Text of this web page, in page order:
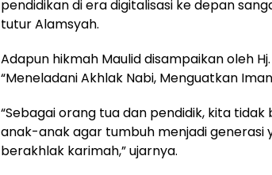
pendidikan di era digitalisasi ke depan
tutur Alamsyah.
Adapun hikmah Maulid disampaikan oleh
“Meneladani Akhlak Nabi, Menguatkan
“Sebagai orang tua dan pendidik, kita
anak-anak agar tumbuh menjadi generasi
berakhlak karimah,” ujarnya.